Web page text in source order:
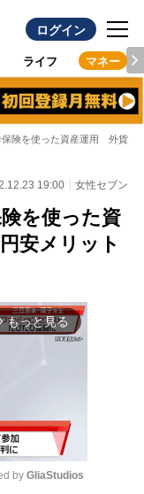
ログイン
ライフ マネー
保険を使った資産運用 外貨建
19:00 女性セブン
を使った資
安メリット
もっと見る
by GliaStudios